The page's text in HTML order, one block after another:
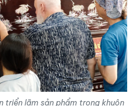
triển lãm sản phẩm trong khuôn